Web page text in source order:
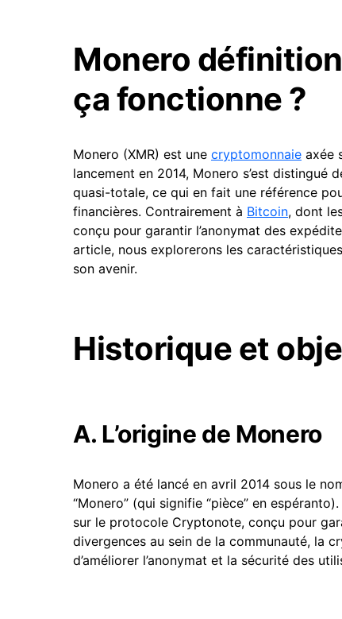
Monero
ça fonctionne ?
Monero (XMR) est une cryptomonnaie axée
lancement en 2014, Monero s’est distingué
quasi-totale, ce qui en fait une référence
financières. Contrairement à Bitcoin, dont
conçu pour garantir l’anonymat des
article, nous explorerons les
son avenir.
Historique et
A. L’origine de Monero
Monero a été lancé en avril 2014 sous le
“Monero” (qui signifie “pièce” en
sur le protocole Cryptonote, conçu pour
divergences au sein de la communauté, la
d’améliorer l’anonymat et la sécurité des